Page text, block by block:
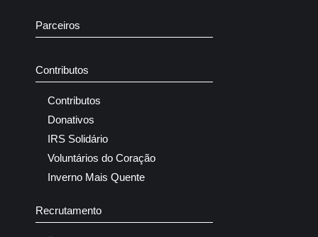
Parceiros
Contributos
Contributos
Donativos
IRS Solidário
Voluntários do Coração
Inverno Mais Quente
Recrutamento